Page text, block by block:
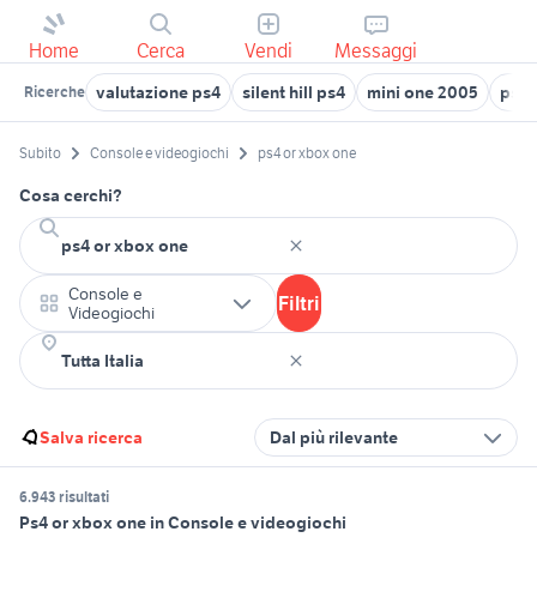
Home Cerca Vendi Messaggi
Ricerche valutazione ps4 silent hill ps4 mini one 2005 ps4
Subito Console e videogiochi ps4 or xbox one
Cosa cerchi?
Console e
Videogiochi
Filtri
Salva ricerca Dal più rilevante
6.943 risultati
Ps4 or xbox one in Console e videogiochi